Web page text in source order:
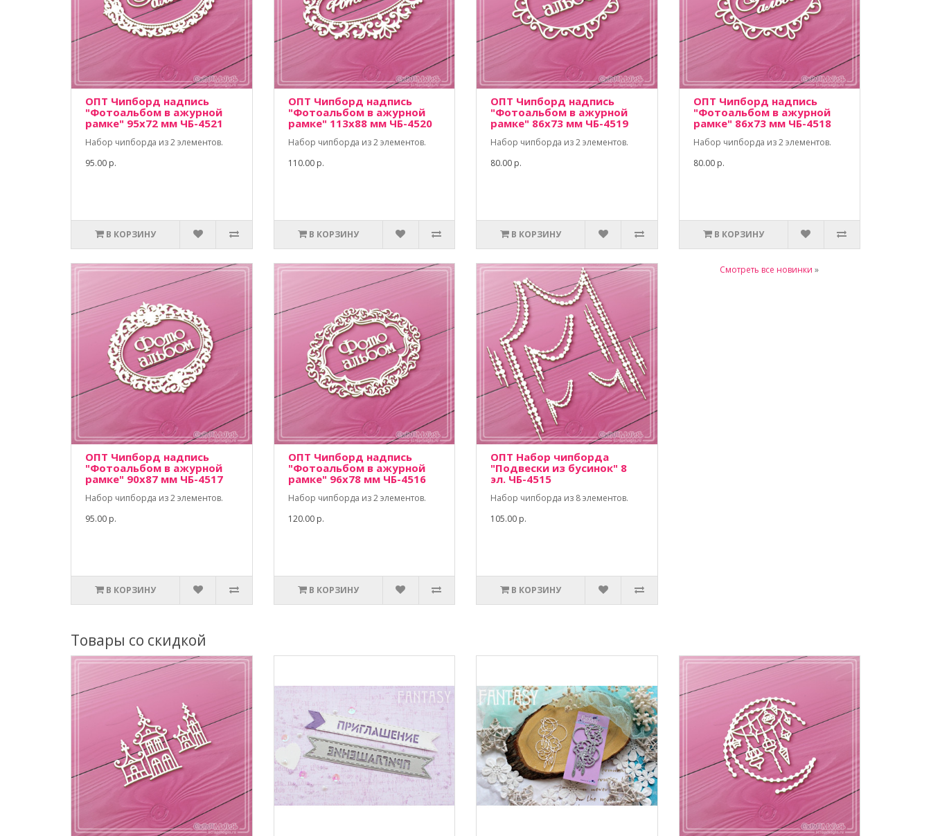
ОПТ Чипборд надпись
"Фотоальбом в ажурной
рамке" 95х72 мм ЧБ-4521
Набор чипборда из 2 элементов.
95.00 р.
В КОРЗИНУ
ОПТ Чипборд надпись
"Фотоальбом в ажурной
рамке" 113х88 мм ЧБ-4520
Набор чипборда из 2 элементов.
110.00 р.
В КОРЗИНУ
ОПТ Чипборд надпись
"Фотоальбом в ажурной
рамке" 86х73 мм ЧБ-4519
Набор чипборда из 2 элементов.
80.00 р.
В КОРЗИНУ
ОПТ Чипборд надпись
"Фотоальбом в ажурной
рамке" 86х73 мм ЧБ-4518
Набор чипборда из 2 элементов.
80.00 р.
В КОРЗИНУ
ОПТ Чипборд надпись
"Фотоальбом в ажурной
рамке" 90х87 мм ЧБ-4517
Набор чипборда из 2 элементов.
95.00 р.
В КОРЗИНУ
ОПТ Чипборд надпись
"Фотоальбом в ажурной
рамке" 96х78 мм ЧБ-4516
Набор чипборда из 2 элементов.
120.00 р.
В КОРЗИНУ
ОПТ Набор чипборда
"Подвески из бусинок" 8
эл. ЧБ-4515
Набор чипборда из 8 элементов.
105.00 р.
В КОРЗИНУ
Смотреть все новинки »
Товары со скидкой